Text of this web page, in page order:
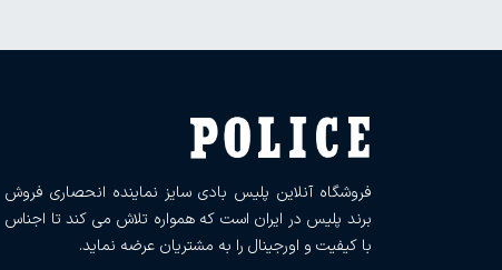
فروشگاه آنلاین پلیس بادی سایز نماینده انحصاری فروش
برند پلیس در ایران است که همواره تلاش می کند تا اجناس
با کیفیت و اورجینال را به مشتریان عرضه نماید.